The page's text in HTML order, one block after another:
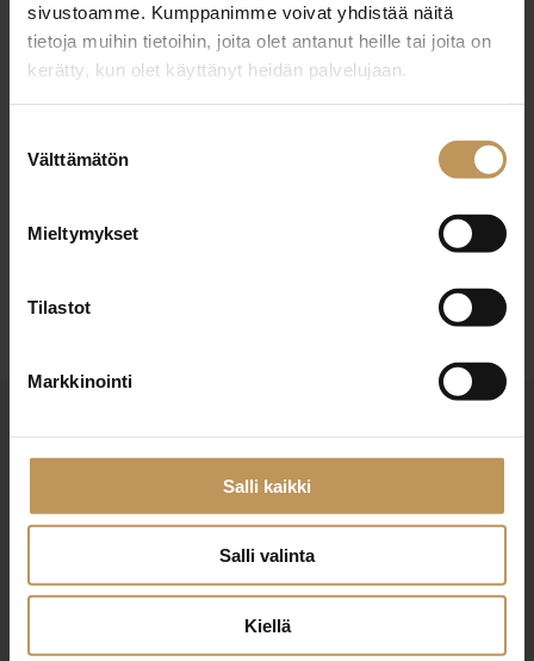
sivustoamme. Kumppanimme voivat yhdistää näitä
tietoja muihin tietoihin, joita olet antanut heille tai joita on
kerätty, kun olet käyttänyt heidän palvelujaan.
valinta
Välttämätön
Mieltymykset
Tilastot
Markkinointi
Salli kaikki
Salli valinta
Kiellä
12.9.2024
Lue artikkeli
Suomen Kiinteistönvälittäjät ry
Finlands Fastighetsmäklare rf